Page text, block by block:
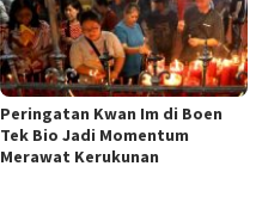
Peringatan Kwan Im di Boen
Tek Bio Jadi Momentum
Merawat Kerukunan